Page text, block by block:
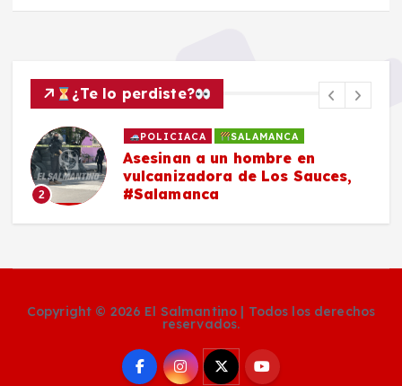
¿Te lo perdiste?
2
POLICIACA SALAMANCA
Asesinan a un hombre en
vulcanizadora de Los Sauces,
#Salamanca
Copyright © 2026 El Salmantino | Todos los derechos
reservados.